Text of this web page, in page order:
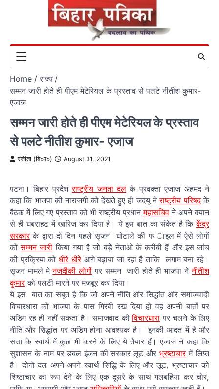
Home
राज्य
सम्मन जारी होते ही पीएम मेटेरियल के प्रस्ताव से पलटे नीतीश कुमार-
एजाज
सम्मन जारी होते ही पीएम मेटेरियल के प्रस्ताव
से पलटे नीतीश कुमार- एजाज
रंजीता (बि०प०) August 31, 2021
पटना। बिहार प्रदेशराष्ट्रीय जनता दल के प्रवक्ता एजाज अहमद ने
कहा कि भाजपा की नाराजगी को देखते हुए ही जदयू नेराष्ट्रीय परिषदके
बैठक में लिए गए प्रस्ताव को भी राष्ट्रीय प्रधानमहासचिव ने अपने बयान
से ही घबराहट में खारिज कर दिया है। ये इस बात का संकेत है किकेंद्र
सरकारके द्वारा दो दिन पहले सृजन घोटाले की फ ाइल में ऐसे लोगों
कोसम्मन जारी किया गया है जो बड़े नेताओ के करीबी हैं और इस जांच
की प्रक्रिया कोधीरे धीरेआगे बढ़ाया जा रहा है ताकि लगाम बना रहे।
सृजन मामले मेनजदीकी लोगों पर सम्मन जारी होते ही भाजपा नेनीतीश
कुमारको पलटी मारने पर मजबूर कर दिया।
ये इस बात का सबूत है कि जो अपने नीति और सिद्धांत और समाजवादी
विचारधारा को भाजपा के पास गिरवी रख दिया हो वह अपनी बातों पर
अडिग रह ही नहीं सकता है। समाजवाद कीविचारधारा पर चलने के लिए
नीति और सिद्धांत पर अडिग होना आवश्यक है। इनकी आदत में है और
सत्ता के स्वार्थ में कुछ भी करने के लिए ये तैयार हैं। एजाज ने कहा कि
सुशासन के नाम पर डबल इंजन की सरकार लूट औरभ्रष्टाचारमें लिप्त
है। दोनों दल अपने अपने स्वार्थ सिद्धि के लिए और लूट, भ्रष्टाचार को
शिष्टाचार का रूप देने के लिए एक दूसरे के साथ गलबहिया कर चोर,